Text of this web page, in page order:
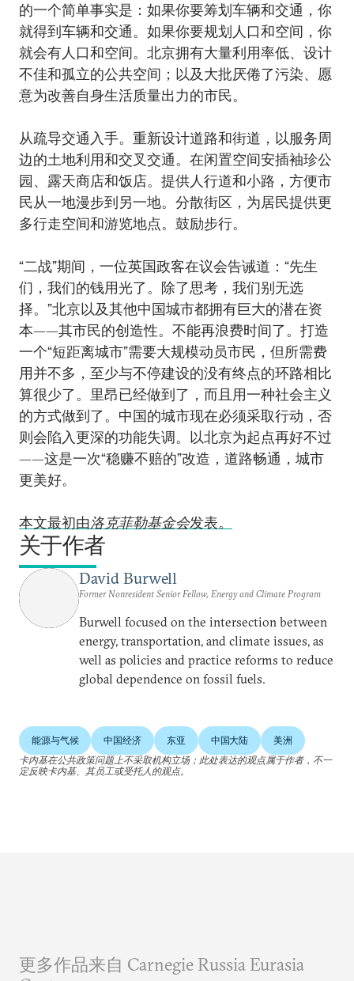
的一个简单事实是：如果你要筹划车辆和交通，你
就得到车辆和交通。如果你要规划人口和空间，你
就会有人口和空间。北京拥有大量利用率低、设计
不佳和孤立的公共空间；以及大批厌倦了污染、愿
意为改善自身生活质量出力的市民。
从疏导交通入手。重新设计道路和街道，以服务周
边的土地利用和交叉交通。在闲置空间安插袖珍公
园、露天商店和饭店。提供人行道和小路，方便市
民从一地漫步到另一地。分散街区，为居民提供更
多行走空间和游览地点。鼓励步行。
“二战”期间，一位英国政客在议会告诫道：“先生
们，我们的钱用光了。除了思考，我们别无选
择。”北京以及其他中国城市都拥有巨大的潜在资
本——其市民的创造性。不能再浪费时间了。打造
一个“短距离城市”需要大规模动员市民，但所需费
用并不多，至少与不停建设的没有终点的环路相比
算很少了。里昂已经做到了，而且用一种社会主义
的方式做到了。中国的城市现在必须采取行动，否
则会陷入更深的功能失调。以北京为起点再好不过
——这是一次“稳赚不赔的”改造，道路畅通，城市
更美好。
本文最初由洛克菲勒基金会发表。
关于作者
David Burwell
Former Nonresident Senior Fellow, Energy and Climate Program
Burwell focused on the intersection between
energy, transportation, and climate issues, as
well as policies and practice reforms to reduce
global dependence on fossil fuels.
能源与气候 中国经济 东亚 中国大陆
美洲
卡内基在公共政策问题上不采取机构立场；此处表达的观点属于作者，不一
定反映卡内基、其员工或受托人的观点。
更多作品来自 Carnegie Russia Eurasia